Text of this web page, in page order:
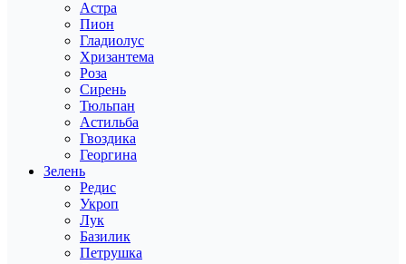
Астра
Пион
Гладиолус
Хризантема
Роза
Сирень
Тюльпан
Астильба
Гвоздика
Георгина
Зелень
Редис
Укроп
Лук
Базилик
Петрушка